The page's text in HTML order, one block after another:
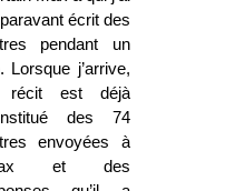
écrit des
pendant un
Lorsque j’arrive,
récit est déjà
des 74
envoyées à
et des